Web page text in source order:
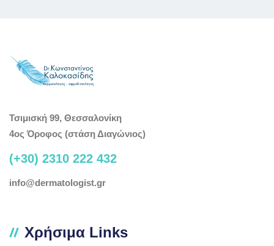
Τσιμισκή 99, Θεσσαλονίκη
4ος Όροφος (στάση Διαγώνιος)
(+30) 2310 222 432
info@dermatologist.gr
Χρήσιμα Links